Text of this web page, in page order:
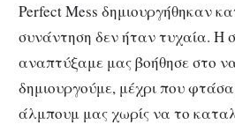
Perfect Mess δημιουργήθηκαν
συνάντηση δεν ήταν τυχαία. Η
αναπτύξαμε μας βοήθησε στο
δημιουργούμε, μέχρι που
άλμπουμ μας χωρίς να το